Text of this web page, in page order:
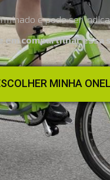
e pode ser
em compartilhar essa
MINHA